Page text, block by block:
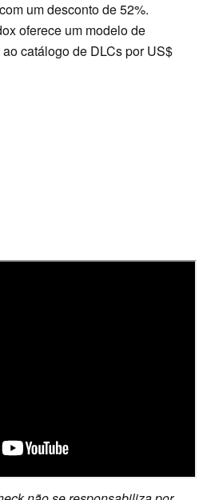
um desconto de 52%.
oferece um modelo de
catálogo de DLCs por US$